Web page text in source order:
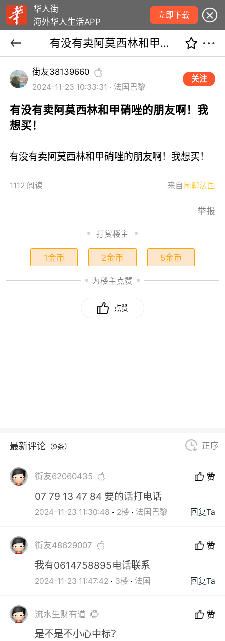
华人街
海外华人生活APP
立即下载
有没有卖阿莫西林和甲硝唑的朋友啊！我想买！
街友38139660
2024-11-23 10:33:31 · 法国巴黎
关注
有没有卖阿莫西林和甲硝唑的朋友啊！我
想买！
有没有卖阿莫西林和甲硝唑的朋友啊！我想买！
1112 阅读 来自 闲聊法国
举报
打赏楼主
1金币 2金币 5金币
为楼主点赞
点赞
最新评论 （9条） 正序
街友62060435 赞
07 79 13 47 84 要的话打电话
2024-11-23 11:30:48 2楼 法国巴黎 回复Ta
街友48629007 赞
我有0614758895电话联系
2024-11-23 11:47:42 3楼 法国 回复Ta
流水生财有道 赞
是不是不小心中标？